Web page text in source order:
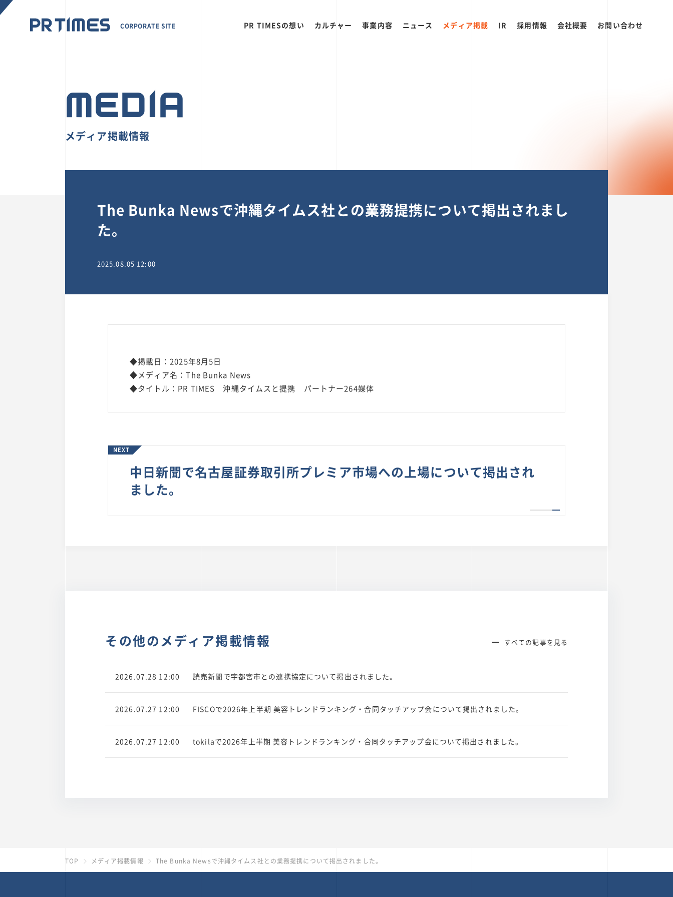
CORPORATE SITE PR TIMESの想い カルチャー 事業内容 ニュース メディア掲載 IR 採用情報 会社概要 お問い合わせ
MEDIA
メディア掲載情報
The Bunka Newsで沖縄タイムス社との業務提携について掲出されまし
た。
2025.08.05 12:00
◆掲載日：2025年8月5日
◆メディア名：The Bunka News
◆タイトル：PR TIMES 沖縄タイムスと提携 パートナー264媒体
NEXT
中日新聞で名古屋証券取引所プレミア市場への上場について掲出され
ました。
その他のメディア掲載情報 すべての記事を見る
2026.07.28 12:00 読売新聞で宇都宮市との連携協定について掲出されました。
2026.07.27 12:00 FISCOで2026年上半期 美容トレンドランキング・合同タッチアップ会について掲出されました。
2026.07.27 12:00 tokilaで2026年上半期 美容トレンドランキング・合同タッチアップ会について掲出されました。
TOP メディア掲載情報 The Bunka Newsで沖縄タイムス社との業務提携について掲出されました。